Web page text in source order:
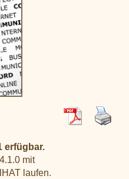
erfügbar.
mit
laufen.